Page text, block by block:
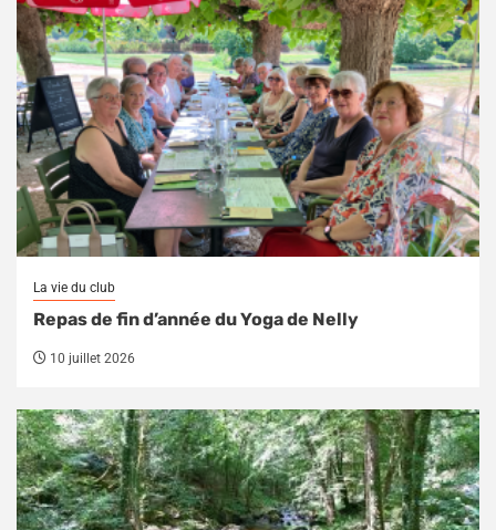
La vie du club
Repas de fin d’année du Yoga de Nelly
10 juillet 2026